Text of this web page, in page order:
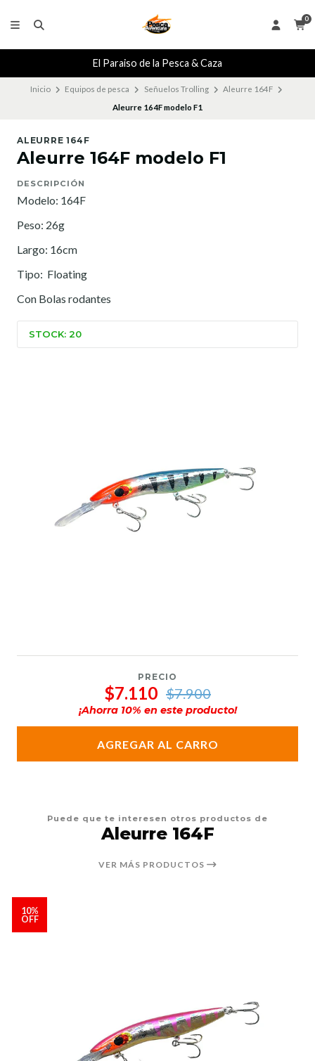
0
El Paraiso de la Pesca & Caza
Inicio Equipos de pesca Señuelos Trolling
Aleurre 164F
Aleurre 164F modelo F1
ALEURRE 164F
Aleurre 164F modelo F1
DESCRIPCIÓN
Modelo: 164F
Peso: 26g
Largo: 16cm
Tipo: Floating
Con Bolas rodantes
STOCK: 20
PRECIO
$7.110 $7.900
¡Ahorra 10% en este producto!
AGREGAR AL CARRO
Puede que te interesen otros productos de
Aleurre 164F
VER MÁS PRODUCTOS
10%
OFF